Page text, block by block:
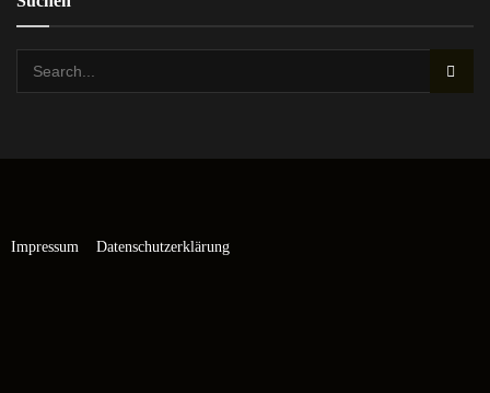
Impressum Datenschutzerklärung